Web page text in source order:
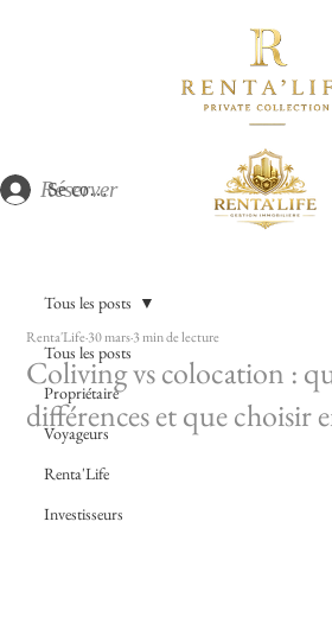
Réserver
Se connecter
Tous les posts
Propriétaire
Voyageurs
Renta'Life
Investisseurs
Tous les posts
Coliving vs colocation :
différences et que choisir
Renta'Life30 mars3 min de lecture